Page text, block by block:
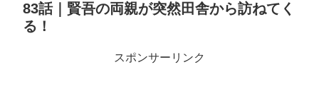
83話｜賢吾の両親が突然田舎から訪ねてく
る！
スポンサーリンク